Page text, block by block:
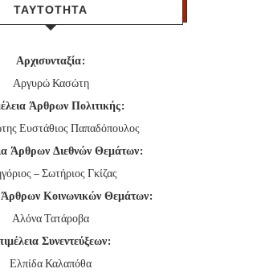
ΤΑΥΤΟΤΗΤΑ
Αρχισυνταξία:
Αργυρώ Κασώτη
Άρθρων Πολιτικής:
Ευστάθιος Παπαδόπουλος
Άρθρων Διεθνών Θεμάτων:
– Σωτήριος Γκίζας
Άρθρων Κοινωνικών Θεμάτων:
Αλόνα Τατάροβα
Συνεντεύξεων:
Ελπίδα Καλαπόθα